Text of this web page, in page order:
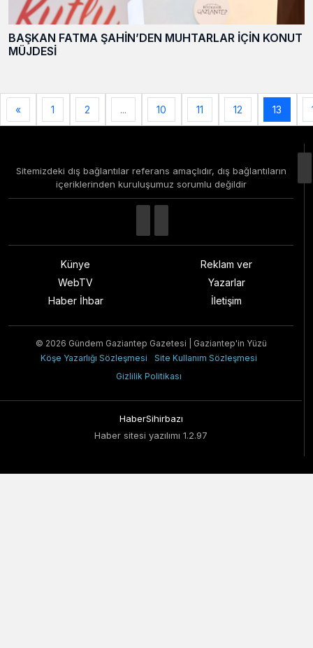
BAŞKAN FATMA ŞAHİN’DEN MUHTARLAR İÇİN KONUT
MÜJDESİ
« 1 2 ... 10 11 12 13
Sitemizdeki dış bağlantılar referans amaçlıdır, dış bağlantıların
içeriklerinden kuruluşumuz sorumlu değildir
Künye
WebTV
Haber İhbar
Reklam ver
Yazarlar
İletişim
© 2026 Gündem Gaziantep Gazetesi | Gaziantep'in Yüzü
Köşe Yazarlığı Sözleşmesi
Site Kullanım Sözleşmesi
Gizlilik Politikası
HaberSihirbazı
Haber sitesi yazılımı 1.2.97